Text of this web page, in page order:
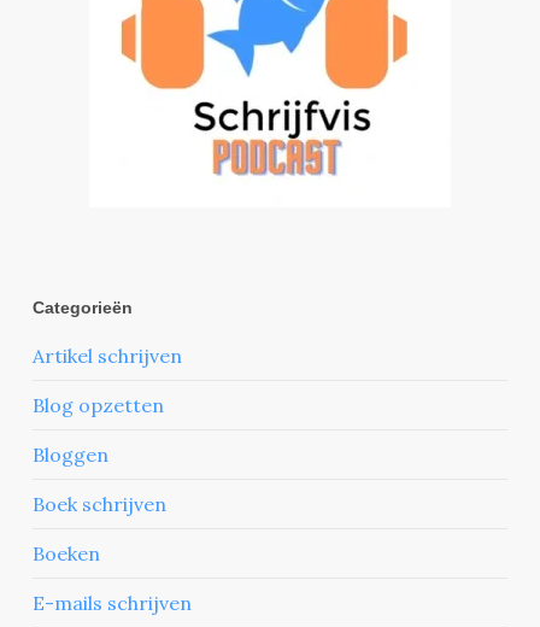
Categorieën
Artikel schrijven
Blog opzetten
Bloggen
Boek schrijven
Boeken
E-mails schrijven